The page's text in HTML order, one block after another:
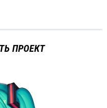
ПРОЕКТ